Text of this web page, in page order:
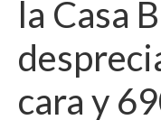
la Casa
cara y